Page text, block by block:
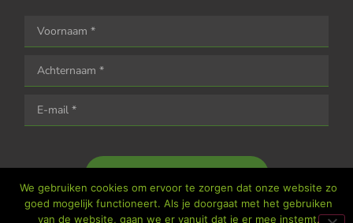
We gebruiken cookies om ervoor te zorgen dat onze website zo
goed mogelijk functioneert. Als je doorgaat met het gebruiken
van de website, gaan we er vanuit dat je er mee instemt.